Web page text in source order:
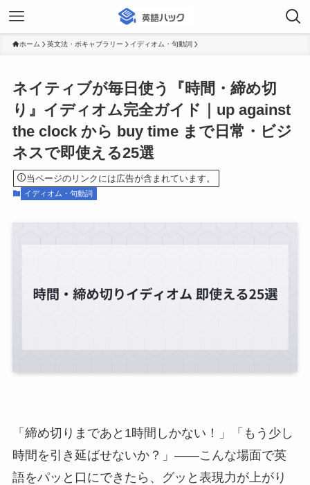
ホーム 英文法・ボキャブラリー イディオム・句動詞
ネイティブが毎日使う『時間・締め切
り』イディオム完全ガイド｜up against
the clock から buy time まで日常・ビジ
ネスで即使える25選
当ページのリンクには広告が含まれています。
イディオム・句動詞
「締め切りまであと1時間しかない！」「もう少し
時間を引き延ばせないか？」――こんな場面で英
語をパッと口にできたら、グッと表現力が上がり